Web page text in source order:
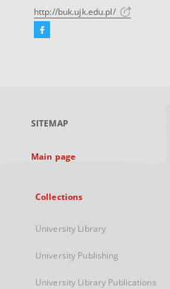
http://buk.ujk.edu.pl/
Facebook
new
SITEMAP
Main page
Collections
University Library
University Publishing
University Library Publications